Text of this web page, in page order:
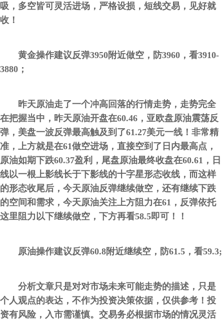
吸，多空皆可灵活进场，严格设损，短线交易，见好就
收！
黄金操作建议反弹3950附近做空，防3960，看3910-
3880；
昨天原油走了一个冲高回落的行情走势，走势完全
在把握当中，昨天原油开盘在60.46，亚欧盘原油震荡反
弹，美盘一波反弹最高触及到了61.27美元一线！非常精
准，上方就是在61做空进场，直接空到了日内最高点，
原油如期下跌60.37盈利，尾盘原油最终收盘在60.61，日
线以一根上影线长于下影线的十字星形态收线，而这样
的形态收尾后，今天原油反弹继续做空，还有继续下跌
的空间和需求，今天原油关注上方阻力在61，反弹依托
这里阻力以下继续做空，下方再看58.5即可！！
原油操作建议反弹60.8附近继续空，防61.5，看59.3;
分析文章只是对对市场未来可能走势的描述，只是
个人观点的表达，不作为投资决策依据，仅供参考！投
资有风险，入市需谨慎。交易务必根据市场的情况灵活